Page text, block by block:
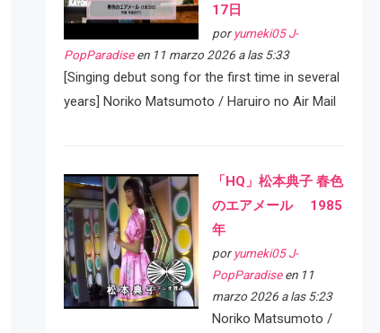
17日
por yumeki05 J-
PopParadiseen 11 marzo 2026 a las 5:33
[Singing debut song for the first time in several
years] Noriko Matsumoto / Haruiro no Air Mail
「HQ」松本典子 春色
のエアメール 1985
年
por yumeki05 J-
PopParadiseen 11
marzo 2026 a las 5:23
Noriko Matsumoto /